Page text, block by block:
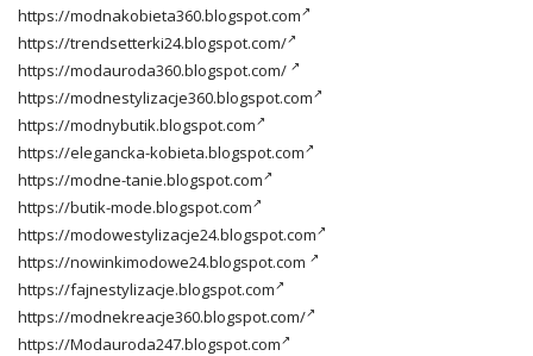
https://modnakobieta360.blogspot.com
https://trendsetterki24.blogspot.com/
https://modauroda360.blogspot.com/
https://modnestylizacje360.blogspot.com
https://modnybutik.blogspot.com
https://elegancka-kobieta.blogspot.com
https://modne-tanie.blogspot.com
https://butik-mode.blogspot.com
https://modowestylizacje24.blogspot.com
https://nowinkimodowe24.blogspot.com
https://fajnestylizacje.blogspot.com
https://modnekreacje360.blogspot.com/
https://Modauroda247.blogspot.com